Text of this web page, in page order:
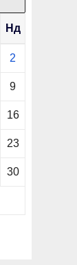
Нд
2
9
16
23
30